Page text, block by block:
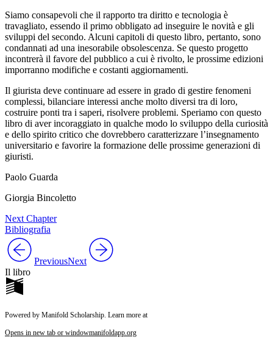
Siamo consapevoli che il rapporto tra diritto e tecnologia è
travagliato, essendo il primo obbligato ad inseguire le novità e gli
sviluppi del secondo. Alcuni capitoli di questo libro, pertanto, sono
condannati ad una inesorabile obsolescenza. Se questo progetto
incontrerà il favore del pubblico a cui è rivolto, le prossime edizioni
imporranno modifiche e costanti aggiornamenti.
Il giurista deve continuare ad essere in grado di gestire fenomeni
complessi, bilanciare interessi anche molto diversi tra di loro,
costruire ponti tra i saperi, risolvere problemi. Speriamo con questo
libro di aver incoraggiato in qualche modo lo sviluppo della curiosità
e dello spirito critico che dovrebbero caratterizzare l’insegnamento
universitario e favorire la formazione delle prossime generazioni di
giuristi.
Paolo Guarda
Giorgia Bincoletto
Next Chapter
Bibliografia
PreviousNext
Il libro
Powered by Manifold Scholarship. Learn more at
Opens in new tab or windowmanifoldapp.org